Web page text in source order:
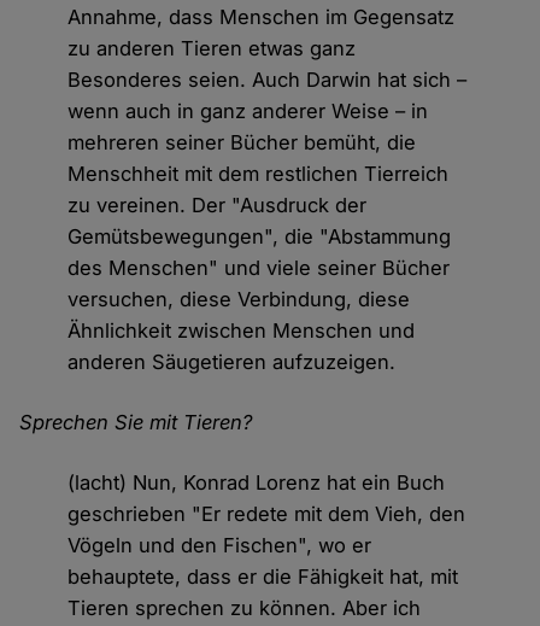
Annahme, dass Menschen im Gegensatz
zu anderen Tieren etwas ganz
Besonderes seien. Auch Darwin hat sich –
wenn auch in ganz anderer Weise – in
mehreren seiner Bücher bemüht, die
Menschheit mit dem restlichen Tierreich
zu vereinen. Der "Ausdruck der
Gemütsbewegungen", die "Abstammung
des Menschen" und viele seiner Bücher
versuchen, diese Verbindung, diese
Ähnlichkeit zwischen Menschen und
anderen Säugetieren aufzuzeigen.
Sprechen Sie mit Tieren?
(lacht) Nun, Konrad Lorenz hat ein Buch
geschrieben "Er redete mit dem Vieh, den
Vögeln und den Fischen", wo er
behauptete, dass er die Fähigkeit hat, mit
Tieren sprechen zu können. Aber ich